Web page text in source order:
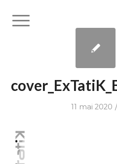
11 mai 2020